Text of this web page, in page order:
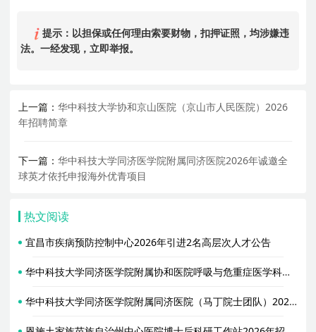
提示：以担保或任何理由索要财物，扣押证照，均涉嫌违
法。一经发现，立即举报。
上一篇：华中科技大学协和京山医院（京山市人民医院）2026
年招聘简章
下一篇：华中科技大学同济医学院附属同济医院2026年诚邀全
球英才依托申报海外优青项目
热文阅读
宜昌市疾病预防控制中心2026年引进2名高层次人才公告
华中科技大学同济医学院附属协和医院呼吸与危重症医学科（金阳教授团队）2026年招聘专职研究人员启事
华中科技大学同济医学院附属同济医院（马丁院士团队）2026年招聘2名博士后启事